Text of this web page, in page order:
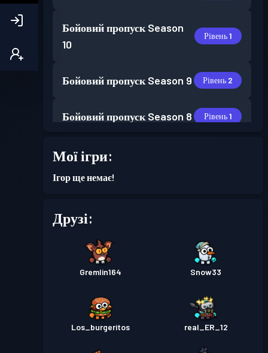
Бойовий пропуск Season
10
Рівень 1
Бойовий пропуск Season 9 Рівень 2
Бойовий пропуск Season 8 Рівень 1
Бойовий пропуск
Бойовий пропуск
Бойовий пропуск Рівень 1
Мої ігри:
Ігор ще немає!
Друзі:
Gremlin164 Snow33
Los_burgeritos real_ER_12